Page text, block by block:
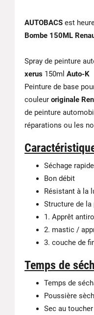
AUTOBACS est
Bombe 150ML
Spray de peinture
xerus 150ml Auto-K
Peinture de base
couleur originale
de peinture
réparations ou les
Séchage rapide
Bon débit
Résistant à la
Structure de la
1. Apprêt
2. mastic /
3. couche de
Temps de
Temps de
Poussière
Sec au